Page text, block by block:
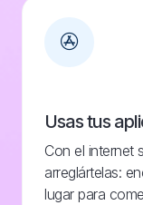
Usas tus
Con el internet
arreglártelas:
lugar para